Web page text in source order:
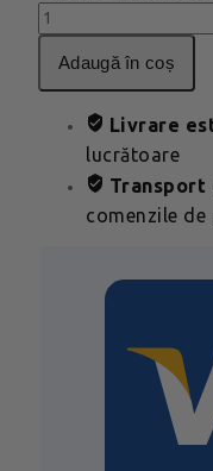
adaugă în coș
Livrare
lucrătoare
comenzile de